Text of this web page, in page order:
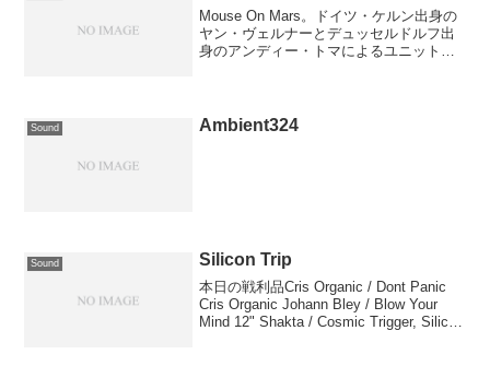
Mouse On Mars。ドイツ・ケルン出身の
ヤン・ヴェルナーとデュッセルドルフ出
身のアンディー・トマによるユニットで
ンで聴くと...
Sound Ambient324
Sound Silicon Trip
本日の戦利品Cris Organic / Dont Panic
Cris Organic Johann Bley / Blow Your
Mind 12" Shakta / Cosmic Trigger, Silicon